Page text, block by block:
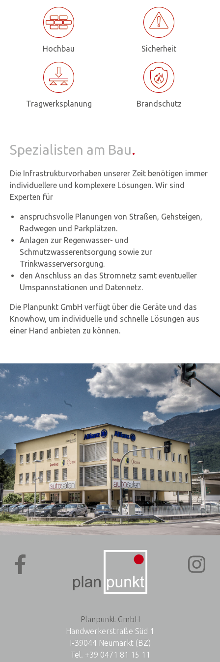
Hochbau Sicherheit
Tragwerksplanung Brandschutz
Spezialisten am Bau.
Die Infrastrukturvorhaben unserer Zeit benötigen immer
individuellere und komplexere Lösungen. Wir sind
Experten für
anspruchsvolle Planungen von Straßen, Gehsteigen,
Radwegen und Parkplätzen.
Anlagen zur Regenwasser- und
Schmutzwasserentsorgung sowie zur
Trinkwasserversorgung.
den Anschluss an das Stromnetz samt eventueller
Umspannstationen und Datennetz.
Die Planpunkt GmbH verfügt über die Geräte und das
Knowhow, um individuelle und schnelle Lösungen aus
einer Hand anbieten zu können.
Planpunkt GmbH
Handwerkerstraße Süd 1
I-39044 Neumarkt (BZ)
Tel. +39 0471 81 15 11